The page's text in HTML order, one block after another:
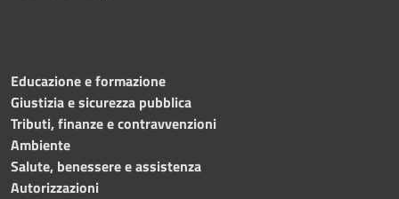
Educazione e formazione
Giustizia e sicurezza pubblica
Tributi, finanze e contravvenzioni
Ambiente
Salute, benessere e assistenza
Autorizzazioni